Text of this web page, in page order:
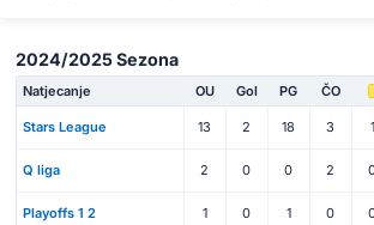
2024/2025 Sezona
Natjecanje OU Gol PG ČO
Stars League 13 2 18 3 1
Q liga 2 0 0 2
Playoffs 1 2 1 0 1 0